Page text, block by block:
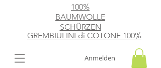
100%
BAUMWOLLE
SCHÜRZEN
GREMBIULINI di ​ COTONE 100%
Anmelden